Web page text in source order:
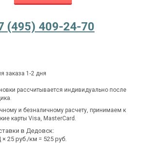
с 08:00 до 24:00
(495) 409-24-70
заказа 1-2 дня
рассчитывается индивидуально после
и безналичному расчету, принимаем к
карты Visa, MasterCard.
в Дедовск:
25 руб./км = 525 руб.